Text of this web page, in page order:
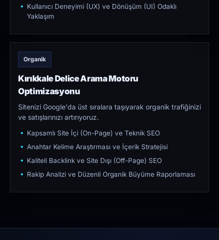
Kullanıcı Deneyimi (UX) ve Dönüşüm (UI) Odaklı
Yaklaşım
Organik
Kırıkkale Delice Arama Motoru
Optimizasyonu
Sitenizi Google'da üst sıralara taşıyarak organik trafiğinizi
ve satışlarınızı artırıyoruz.
Kapsamlı Site İçi (On-Page) ve Teknik SEO
Anahtar Kelime Araştırması ve İçerik Stratejisi
Kaliteli Backlink ve Site Dışı (Off-Page) SEO
Rakip Analizi ve Düzenli Organik Büyüme Raporlaması